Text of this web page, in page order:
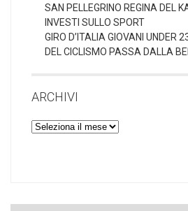
SAN PELLEGRINO REGINA DEL
INVESTI SULLO SPORT
GIRO D’ITALIA GIOVANI UNDER
DEL CICLISMO PASSA DALLA
ARCHIVI
Archivi